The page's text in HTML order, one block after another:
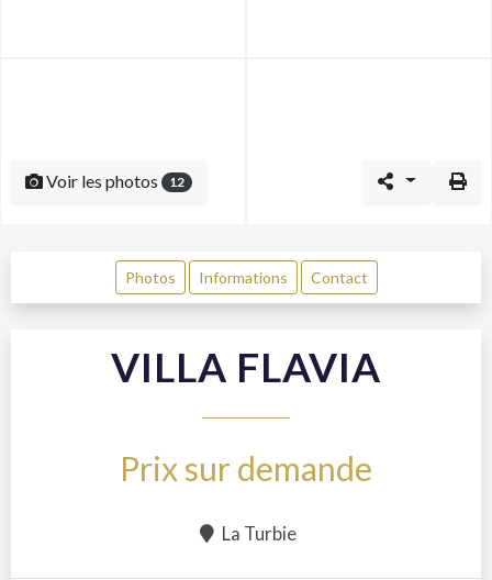
Voir les photos 12
Photos Informations Contact
VILLA FLAVIA
Prix sur demande
La Turbie